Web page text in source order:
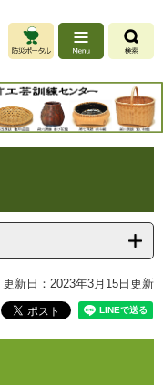
更新日：2023年3月15日更新